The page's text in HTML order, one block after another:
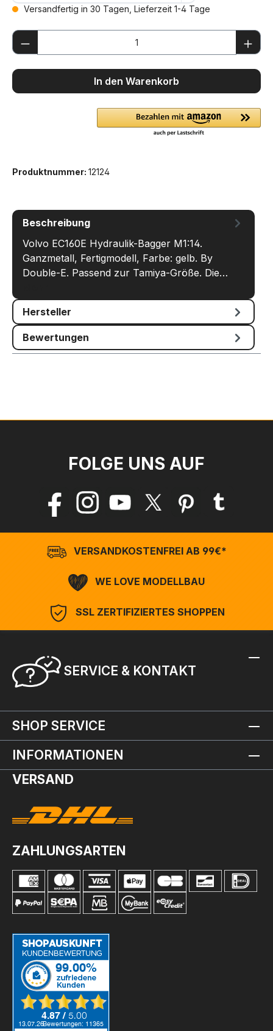
Versandfertig in 30 Tagen, Lieferzeit 1-4 Tage
Produkt Anzahl: Gib den gewünschten
In den Warenkorb
Produktnummer: 12124
Beschreibung
Volvo EC160E Hydraulik-Bagger M1:14.
Ganzmetall, Fertigmodell, Farbe: gelb. By
Double-E. Passend zur Tamiya-Größe. Die…
Hersteller
Bewertungen
FOLGE UNS AUF
VERSANDKOSTENFREI AB 99€*
WE LOVE MODELLBAU
SSL ZERTIFIZIERTES SHOPPEN
SERVICE & KONTAKT
SHOP SERVICE
INFORMATIONEN
VERSAND
ZAHLUNGSARTEN